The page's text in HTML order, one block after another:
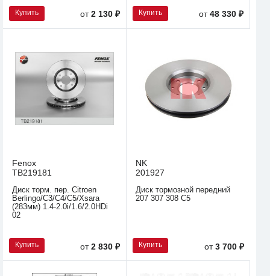
Купить от2 130 ₽ Купить от48 330 ₽
Fenox
TB219181
Диск торм. пер. Citroen
Berlingo/C3/C4/C5/Xsara
(283мм) 1.4-2.0i/1.6/2.0HDi
02
Купить от2 830 ₽
NK
201927
Диск тормозной передний
207 307 308 C5
Купить от3 700 ₽